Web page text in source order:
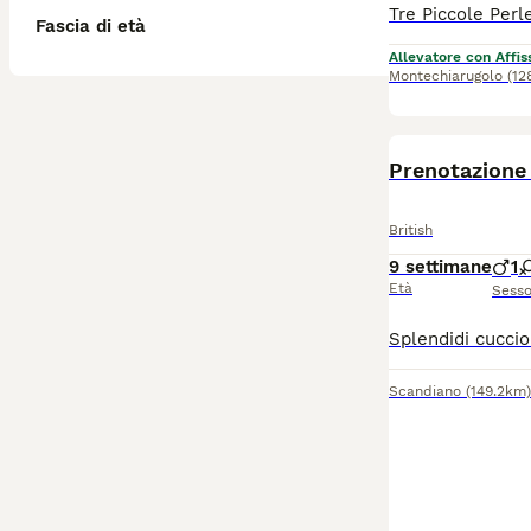
Fascia di età
Allevatore con
Montechiarugolo
British
9 settimane
Età
1
Sesso
Scandiano (149.2km)